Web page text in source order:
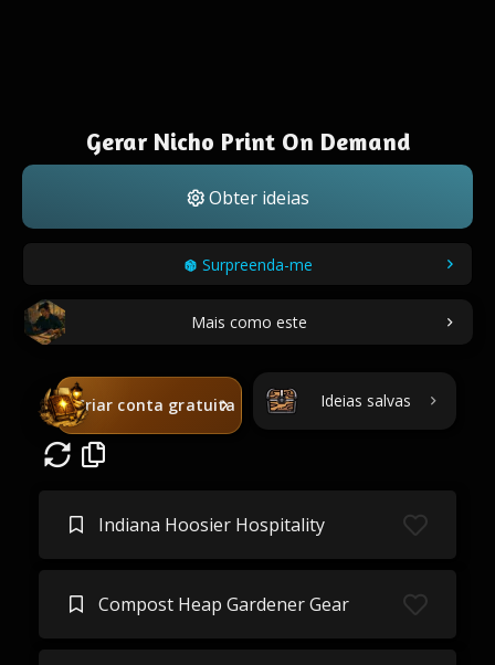
Gerar Nicho Print On Demand
Obter ideias
Surpreenda-me
Mais como este
Criar conta gratuita Ideias salvas
Indiana Hoosier Hospitality
Compost Heap Gardener Gear